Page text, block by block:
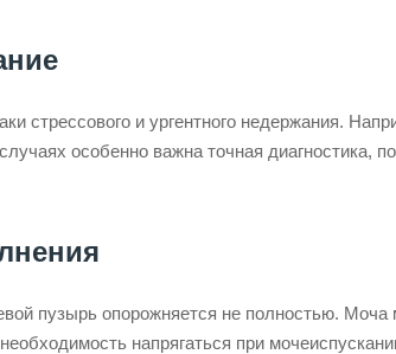
стрессового и ургентного недержания.
особенно важна точная диагностика,
пузырь опорожняется не полностью.
напрягаться при